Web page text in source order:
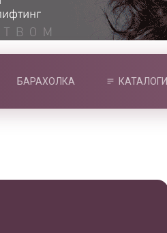
БАРАХОЛКА КАТАЛОГИ